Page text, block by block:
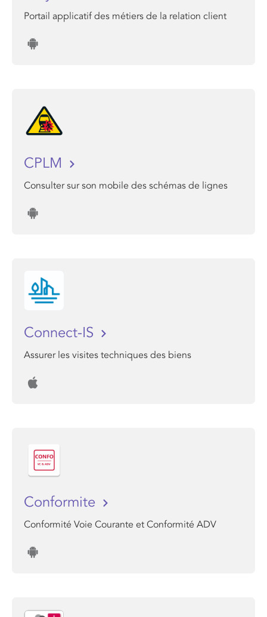
Portail applicatif des métiers de la relation client
CPLM
Consulter sur son mobile des schémas de lignes
Connect-IS
Assurer les visites techniques des biens
Conformite
Conformité Voie Courante et Conformité ADV